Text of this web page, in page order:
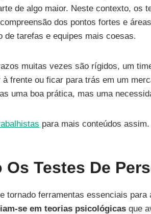
de algo maior. Neste contexto, os
dos pontos fortes e
de tarefas e equipes mais coesas.
muitas vezes são rígidos, um
frente ou ficar para trás em um
uma boa prática, mas uma
para mais conteúdos assim.
Testes De
tornado ferramentas essenciais para
se em teorias psicológicas que